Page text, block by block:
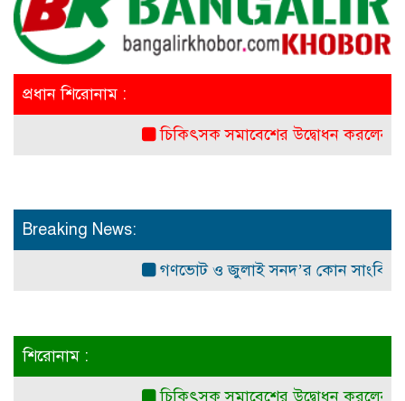
প্রধান শিরোনাম :
চিকিৎসক সমাবেশের উদ্বোধন করলেন
Breaking News:
গণভোট ও জুলাই সনদ’র কোন সাংবিধানিক ও
শিরোনাম :
চিকিৎসক সমাবেশের উদ্বোধন করলেন